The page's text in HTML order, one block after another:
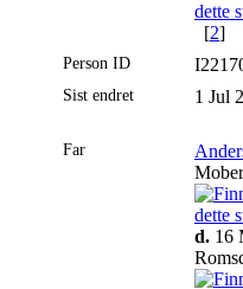
[2]
Person ID
Sist endret 1 Jul
Far
d. 16